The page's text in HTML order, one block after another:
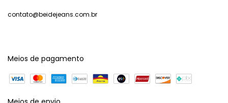
contato@beidejeans.com.br
Meios de pagamento